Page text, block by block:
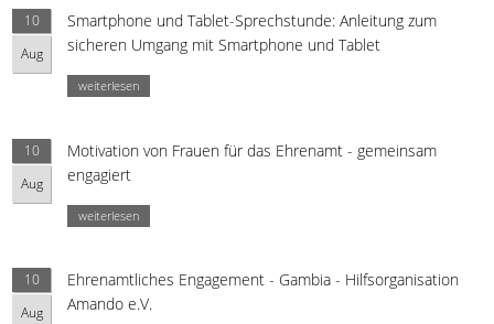
10
Aug
Smartphone und Tablet-Sprechstunde: Anleitung zum
sicheren Umgang mit Smartphone und Tablet
weiterlesen
10
Aug
Motivation von Frauen für das Ehrenamt - gemeinsam
engagiert
weiterlesen
10
Aug
Ehrenamtliches Engagement - Gambia - Hilfsorganisation
Amando e.V.